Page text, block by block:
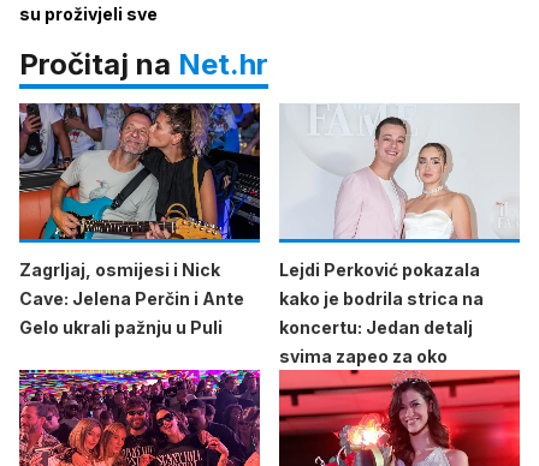
su proživjeli sve
Pročitaj na Net.hr
Zagrljaj, osmijesi i Nick
Cave: Jelena Perčin i Ante
Gelo ukrali pažnju u Puli
Lejdi Perković pokazala
kako je bodrila strica na
koncertu: Jedan detalj
svima zapeo za oko